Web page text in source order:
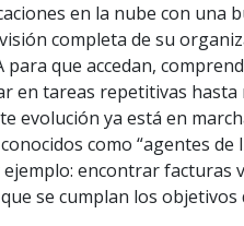
en la nube con una
completa de su
que accedan,
en tareas repetitivas
evolución ya está en
como “agentes de
encontrar facturas
se cumplan los objetivos